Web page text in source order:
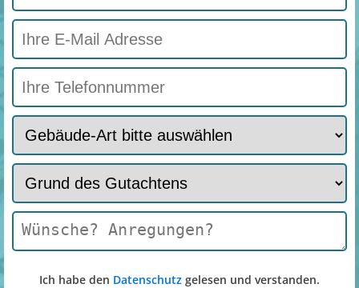
Ich habe den Datenschutz gelesen und verstanden.